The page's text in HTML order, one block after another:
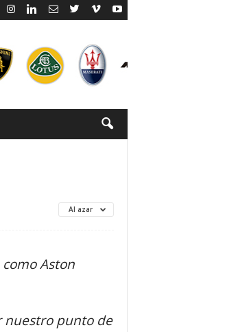
Al azar
Aston
nuestro punto de